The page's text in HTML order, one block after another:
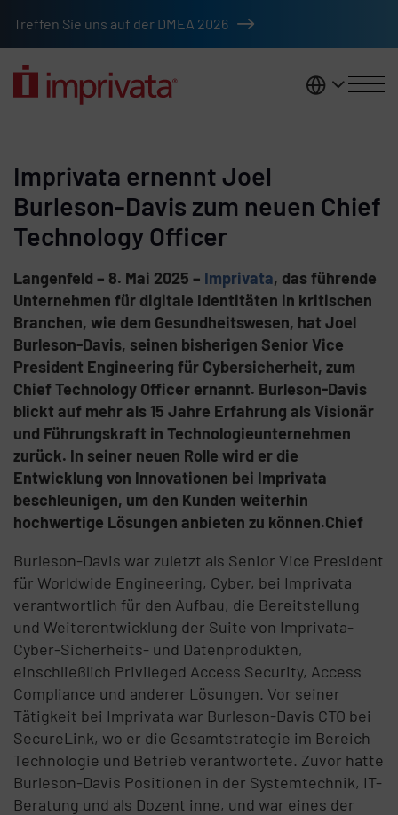
Treffen Sie uns auf der DMEA 2026
DACH
Imprivata ernennt Joel
Burleson-Davis zum neuen Chief
Technology Officer
Langenfeld – 8. Mai 2025 – Imprivata, das führende
Unternehmen für digitale Identitäten in kritischen
Branchen, wie dem Gesundheitswesen, hat Joel
Burleson-Davis, seinen bisherigen Senior Vice
President Engineering für Cybersicherheit, zum
Chief Technology Officer ernannt. Burleson-Davis
blickt auf mehr als 15 Jahre Erfahrung als Visionär
und Führungskraft in Technologieunternehmen
zurück. In seiner neuen Rolle wird er die
Entwicklung von Innovationen bei Imprivata
beschleunigen, um den Kunden weiterhin
hochwertige Lösungen anbieten zu können.Chief
Burleson-Davis war zuletzt als Senior Vice President
für Worldwide Engineering, Cyber, bei Imprivata
verantwortlich für den Aufbau, die Bereitstellung
und Weiterentwicklung der Suite von Imprivata-
Cyber-Sicherheits- und Datenprodukten,
einschließlich Privileged Access Security, Access
Compliance und anderer Lösungen. Vor seiner
Tätigkeit bei Imprivata war Burleson-Davis CTO bei
SecureLink, wo er die Gesamtstrategie im Bereich
Technologie und Betrieb verantwortete. Zuvor hatte
Burleson-Davis Positionen in der Systemtechnik, IT-
Beratung und als Dozent inne, und war eines der